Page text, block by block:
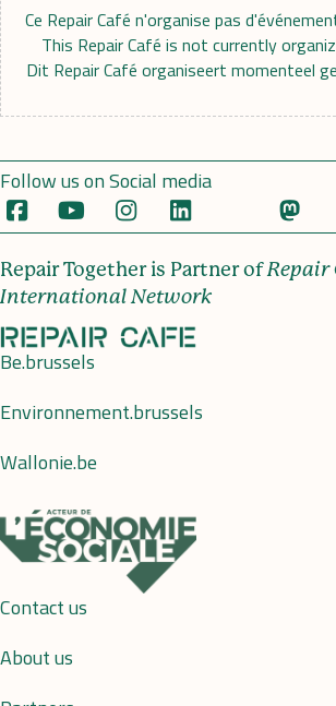
Ce Repair Café n'organise pas
This Repair Café is not currently
Dit Repair Café organiseert momenteel
Follow us on Social media
Repair Together is Partner ofRepair
International Network
Be.brussels
Environnement.brussels
Wallonie.be
Contact us
About us